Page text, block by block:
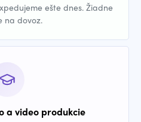
ešte dnes. Žiadne
na dovoz.
a video produkcie